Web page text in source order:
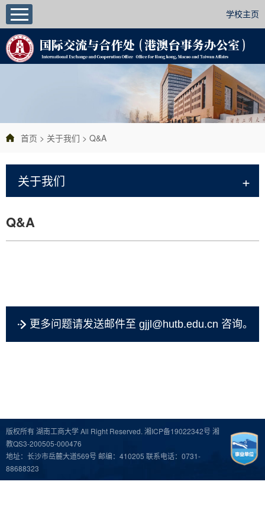
学校主页
首页 > 关于我们 > Q&A
关于我们 +
Q&A
更多问题请发送邮件至 gjjl@hutb.edu.cn 咨询。
版权所有 湖南工商大学 All Right Reserved. 湘ICP备19022342号 湘
教QS3-200505-000476
地址：长沙市岳麓大道569号 邮编：410205 联系电话：0731-
88688323